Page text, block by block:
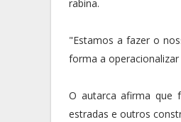
rabina.
"Estamos a fazer o
forma a
O autarca afirma que
estradas e outros